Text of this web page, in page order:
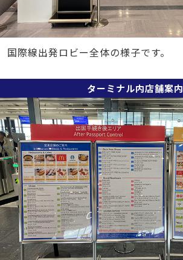
国際線出発ロビー全体の様子です。
ターミナル内店舗案内